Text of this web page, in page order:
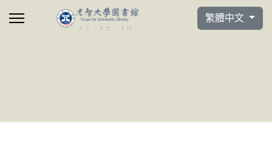
選擇你的語言
繁體中文